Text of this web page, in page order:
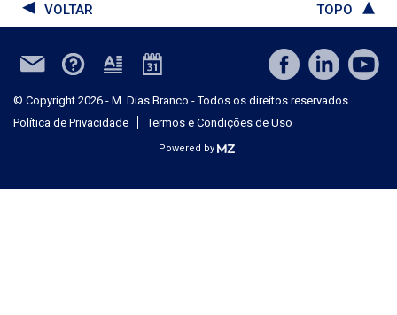
VOLTAR TOPO
© Copyright 2026 - M. Dias Branco - Todos os direitos reservados
Política de Privacidade
Termos e Condições de Uso
Powered by